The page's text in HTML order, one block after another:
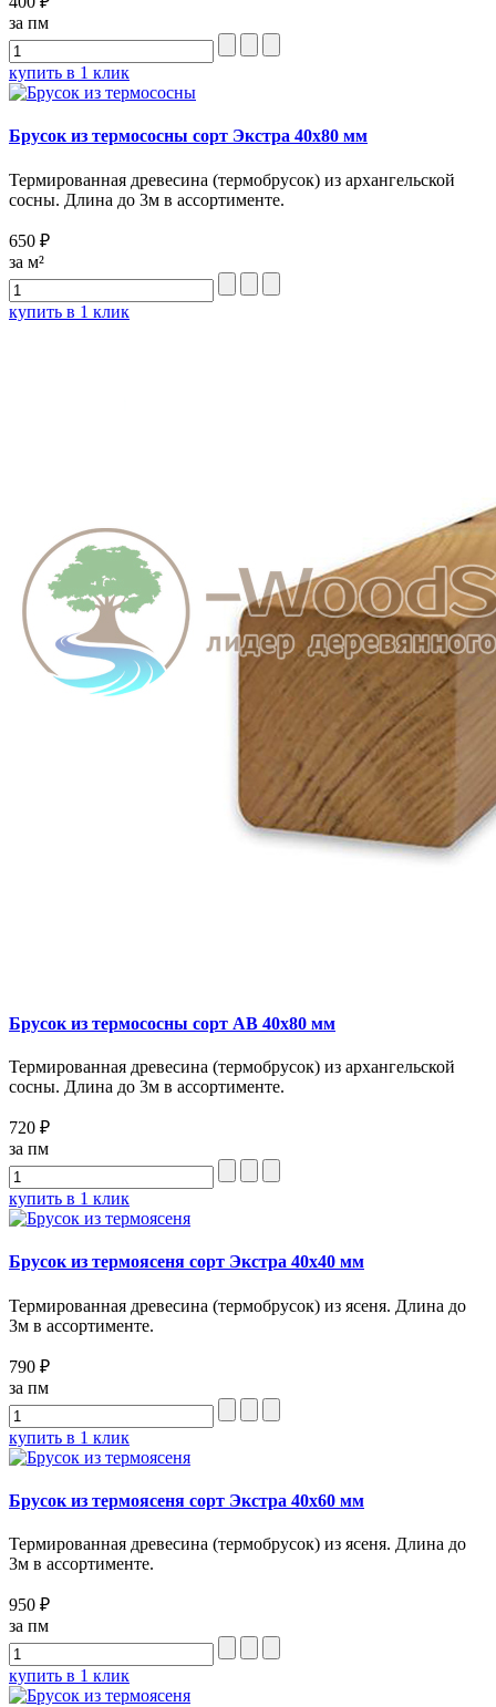
за пм
купить в 1 клик
Брусок из термососны сорт Экстра 40х80 мм
Термированная древесина (термобрусок) из архангельcкой
сосны. Длина до 3м в ассортименте.
650 ₽
за м²
купить в 1 клик
Брусок из термососны сорт AB 40x80 мм
Термированная древесина (термобрусок) из архангельской
сосны. Длина до 3м в ассортименте.
720 ₽
за пм
купить в 1 клик
Брусок из термоясеня сорт Экстра 40х40 мм
Термированная древесина (термобрусок) из ясеня. Длина до
3м в ассортименте.
790 ₽
за пм
купить в 1 клик
Брусок из термоясеня сорт Экстра 40х60 мм
Термированная древесина (термобрусок) из ясеня. Длина до
3м в ассортименте.
950 ₽
за пм
купить в 1 клик